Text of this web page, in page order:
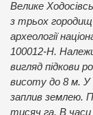
Велике
з трьох
археології
100012-H.
вигляд підкови
висоту до 8 м. У
заплив землею.
тисяч га. В часи